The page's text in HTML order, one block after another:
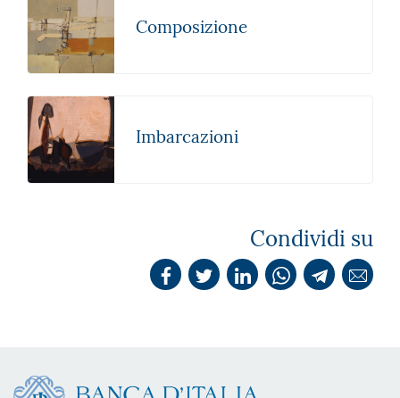
Composizione
Imbarcazioni
Condividi su